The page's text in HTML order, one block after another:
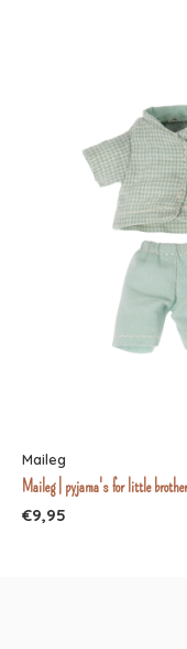
Maileg
Maileg | pyjama's for little
€9,95